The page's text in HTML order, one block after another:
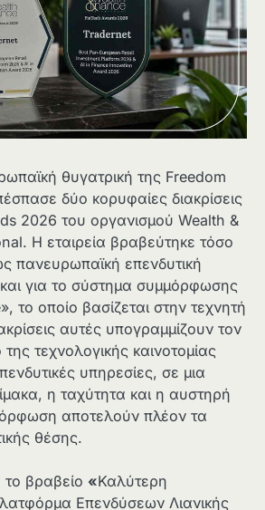
θυγατρική της Freedom
δύο κορυφαίες διακρίσεις
2026 του οργανισμού Wealth &
Η εταιρεία βραβεύτηκε τόσο
πανευρωπαϊκή επενδυτική
για το σύστημα συμμόρφωσης
το οποίο βασίζεται στην τεχνητή
αυτές υπογραμμίζουν τον
τεχνολογικής καινοτομίας
υπηρεσίες, σε μια
η ταχύτητα και η αυστηρή
αποτελούν πλέον τα
θέσης.
το βραβείο «Καλύτερη
Επενδύσεων Λιανικής